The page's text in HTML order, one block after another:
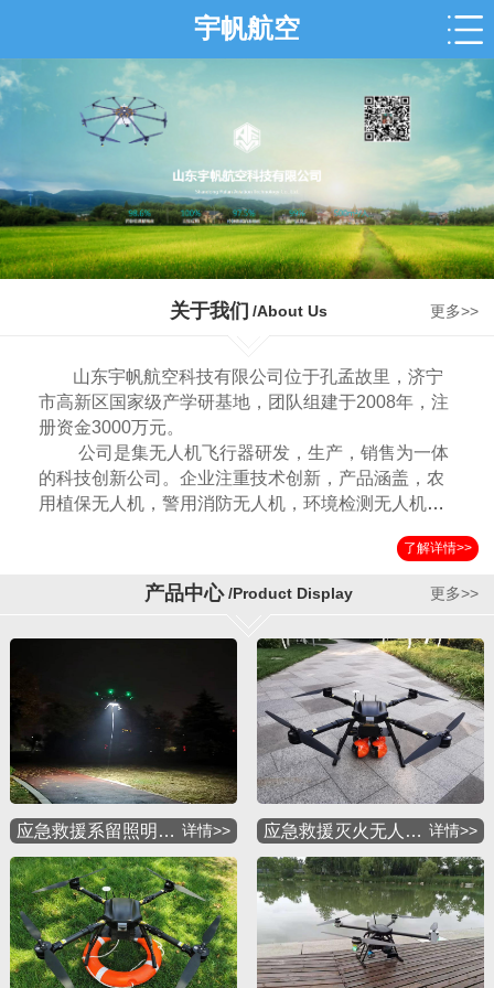
宇帆航空
关于我们 /About Us 更多>>
山东宇帆航空科技有限公司位于孔孟故里，济宁
市高新区国家级产学研基地，团队组建于2008年，注
册资金3000万元。
公司是集无人机飞行器研发，生产，销售为一体
的科技创新公司。企业注重技术创新，产品涵盖，农
用植保无人机，警用消防无人机，环境检测无人机，
流配送无人机，军用特种无人机等多种应用机型。公
司自成立以来以其独特的设计方案，严格的检验标准
获得国内外客户的一致好评。
了解详情>>
产品中心 /Product Display 更多>>
应急救援系留照明… 详情>> 应急救援灭火无人… 详情>>